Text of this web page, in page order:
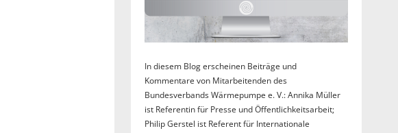
In diesem Blog erscheinen Beiträge und
Kommentare von Mitarbeitenden des
Bundesverbands Wärmepumpe e. V.: Annika Müller
ist Referentin für Presse und Öffentlichkeitsarbeit;
Philip Gerstel ist Referent für Internationale